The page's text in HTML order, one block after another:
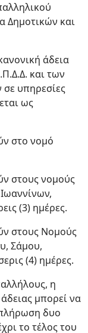
Δημοτικών και
άδεια
και των
σε υπηρεσίες
ως
στο νομό
στους νομούς
(3) ημέρες.
στους Νομούς
Σάμου,
(4) ημέρες.
η
μπορεί να
δυο
το τέλος του